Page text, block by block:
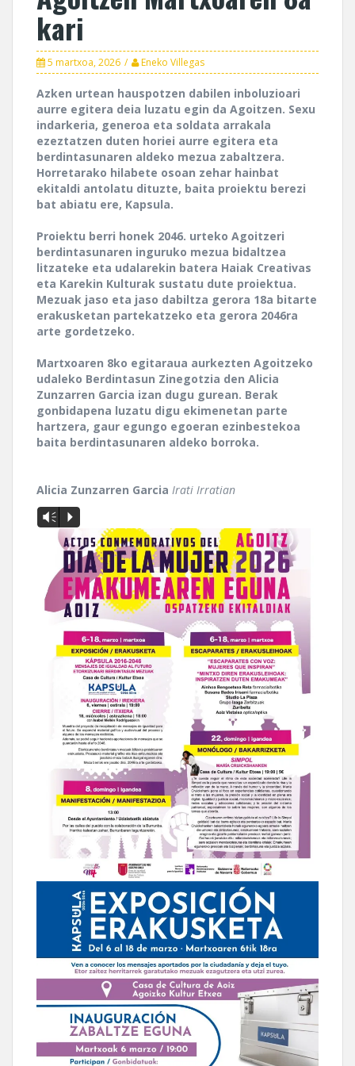
kari
5 martxoa, 2026 Eneko Villegas
Azken urtean hauspotzen dabilen inboluzioari
aurre egitera deia luzatu egin da Agoitzen. Sexu
indarkeria, generoa eta soldata arrakala
ezeztatzen duten horiei aurre egitera eta
berdintasunaren aldeko mezua zabaltzera.
Horretarako hilabete osoan zehar hainbat
ekitaldi antolatu dituzte, baita proiektu berezi
bat abiatu ere, Kapsula.
Proiektu berri honek 2046. urteko Agoitzeri
berdintasunaren inguruko mezua bidaltzea
litzateke eta udalarekin batera Haiak Creativas
eta Karekin Kulturak sustatu dute proiektua.
Mezuak jaso eta jaso dabiltza gerora 18a bitarte
erakusketan partekatzeko eta gerora 2046ra
arte gordetzeko.
Martxoaren 8ko egitaraua aurkezten Agoitzeko
udaleko Berdintasun Zinegotzia den Alicia
Zunzarren Garcia izan dugu gurean. Berak
gonbidapena luzatu digu ekimenetan parte
hartzera, gaur egungo egoeran ezinbestekoa
baita berdintasunaren aldeko borroka.
Alicia Zunzarren Garcia Irati Irratian
Vm P